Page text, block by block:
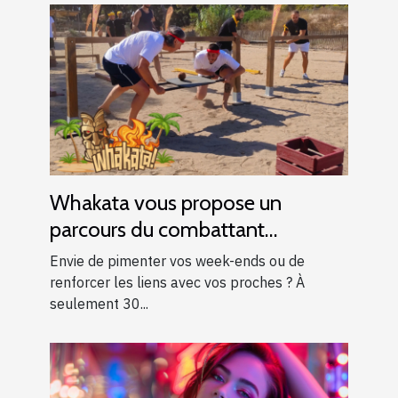
Whakata vous propose un
parcours du combattant
d’exception près d’Aix-en-
Provence !
Envie de pimenter vos week-ends ou de
renforcer les liens avec vos proches ? À
seulement 30...